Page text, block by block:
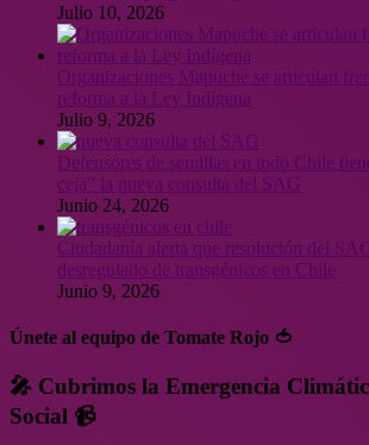
Julio 10, 2026
Organizaciones Mapuche se articulan
Julio 9, 2026
Junio 24, 2026
Ciudadanía alerta que resolución del
desregulado de transgénicos en Chile
Junio 9, 2026
Únete al equipo de Tomate Rojo 🍅
🎤 Cubrimos la Emergencia
Social 📹